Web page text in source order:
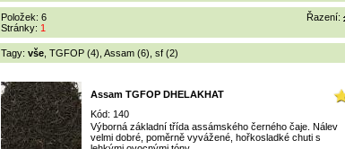
Řazení:
Položek: 6
Stránky: 1
Tagy: vše TGFOP (4) Assam (6) sf (2)
Assam TGFOP DHELAKHAT
Kód: 140
Výborná základní třída assámského černého čaje. Nálev
velmi dobré, poměrně vyvážené, hořkosladké chuti s